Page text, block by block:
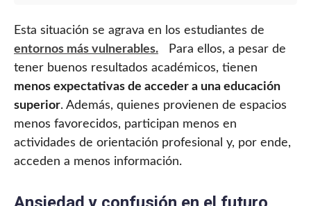
Esta situación se agrava en los estudiantes de
entornos más vulnerables.
Para ellos, a pesar de
tener buenos resultados académicos, tienen
menos expectativas de acceder a una educación
superior. Además, quienes provienen de espacios
menos favorecidos, participan menos en
actividades de orientación profesional y, por ende,
acceden a menos información.